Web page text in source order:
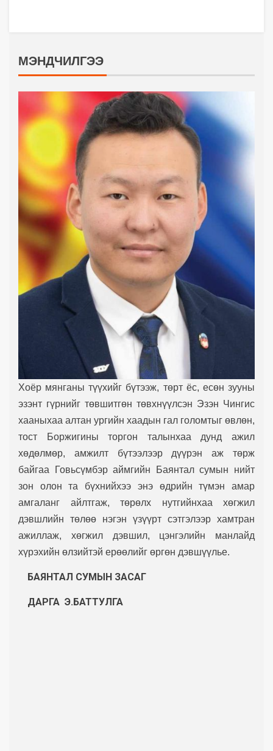
МЭНДЧИЛГЭЭ
Хоёр мянганы түүхийг бүтээж, төрт ёс, есөн зууны
эзэнт гүрнийг төвшитгөн төвхнүүлсэн Эзэн Чингис
хааныхаа алтан ургийн хаадын гал голомтыг өвлөн,
тост Боржигины торгон талынхаа дунд ажил
хөдөлмөр, амжилт бүтээлээр дүүрэн аж төрж
байгаа Говьсүмбэр аймгийн Баянтал сумын нийт
зон олон та бүхнийхээ энэ өдрийн түмэн амар
амгаланг айлтгаж, төрөлх нутгийнхаа хөгжил
дэвшлийн төлөө нэгэн үзүүрт сэтгэлээр хамтран
ажиллаж, хөгжил дэвшил, цэнгэлийн манлайд
хүрэхийн өлзийтэй ерөөлийг өргөн дэвшүүлье.
БАЯНТАЛ СУМЫН ЗАСАГ
ДАРГА Э.БАТТУЛГА